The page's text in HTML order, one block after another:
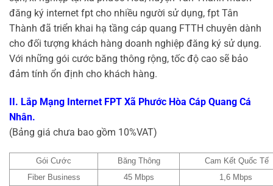
đăng ký internet fpt cho nhiều người sử dụng, fpt Tân
Thành đã triển khai hạ tầng cáp quang FTTH chuyên dành
cho đối tượng khách hàng doanh nghiệp đăng ký sử dụng.
Với những gói cước băng thông rộng, tốc độ cao sẽ bảo
đảm tính ổn định cho khách hàng.
II. Lắp Mạng Internet FPT Xã Phước Hòa Cáp Quang Cá
Nhân.
(Bảng giá chưa bao gồm 10%VAT)
Gói Cước Băng Thông
Cam Kết Quốc Tế
Fiber Business
45 Mbps
1,6 Mbps